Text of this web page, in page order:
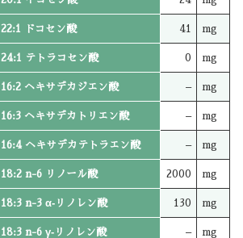
22:1 ドコセン酸 41 mg
24:1 テトラコセン酸 0 mg
16:2 ヘキサデカジエン酸 – mg
16:3 ヘキサデカトリエン酸 – mg
16:4 ヘキサデカテトラエン酸 – mg
18:2 n-6 リノール酸 2000 mg
18:3 n-3 α‐リノレン酸 130 mg
18:3 n-6 γ‐リノレン酸 – mg